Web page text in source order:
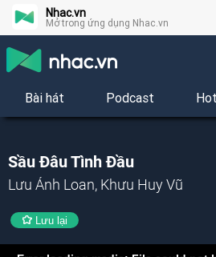
Nhac.vn
Mở trong ứng dụng Nhac.vn
Bài hát Podcast
Sầu Đâu Tình Đầu
Lưu Ánh Loan, Khưu Huy Vũ
Lưu lại